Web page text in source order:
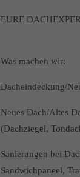
EURE
Was machen wir:
Dacheindeckung/
Neues Dach/Altes
(Dachziegel,
Sanierungen bei
Sandwichpaneel,